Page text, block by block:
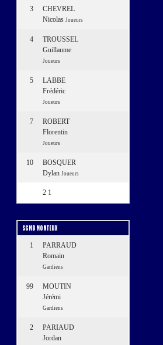
3
CHEVREL
Nicolas Joueurs
4
TROUSSEL
Guillaume
Joueurs
5
LABBE
Frédéric
Joueurs
7
ROBERT
Florentin
Joueurs
10
BOSQUER
Dylan Joueurs
2 1
SCMB MONTEUX
1
PARRAUD
Romain
Gardiens
99
MOUTIN
Jérémi
Gardiens
2
PARIAUD
Jordan